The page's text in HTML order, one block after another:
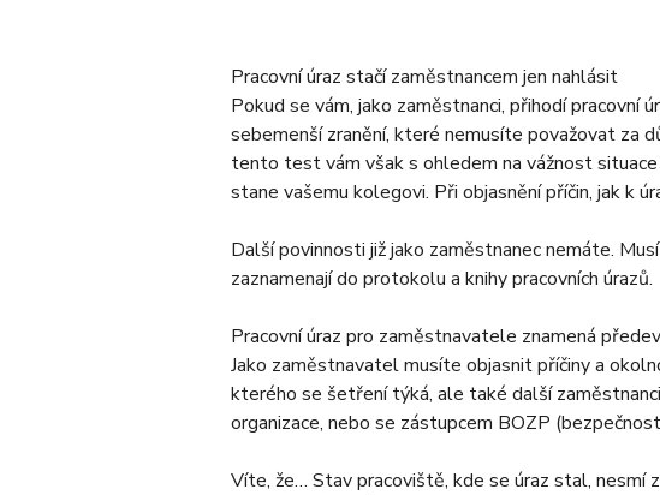
Pracovní úraz stačí zaměstnancem jen nahlásit
Pokud se vám, jako zaměstnanci, přihodí pracovní
sebemenší zranění, které nemusíte považovat za
tento test vám však s ohledem na vážnost
stane vašemu kolegovi. Při objasnění příčin, jak k
Další povinnosti již jako zaměstnanec nemáte.
zaznamenají do protokolu a knihy pracovních úrazů.
Pracovní úraz pro zaměstnavatele znamená
Jako zaměstnavatel musíte objasnit příčiny a
kterého se šetření týká, ale také další
organizace, nebo se zástupcem BOZP
Víte, že… Stav pracoviště, kde se úraz stal, nesmí